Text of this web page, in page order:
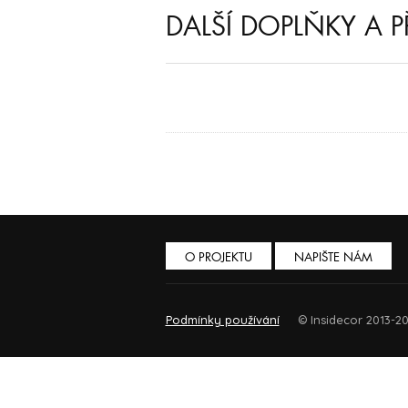
DALŠÍ DOPLŇKY A
O PROJEKTU NAPIŠTE NÁM
Podmínky používání © Insidecor 2013-